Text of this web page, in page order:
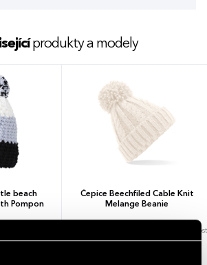
produkty a modely
beach
Pompon
Čepice Beechfiled Cable Knit
Melange Beanie
1 velikost